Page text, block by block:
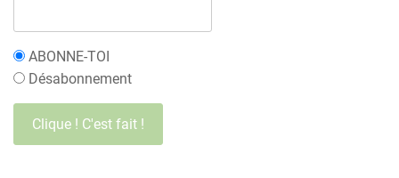
ABONNE-TOI
Désabonnement